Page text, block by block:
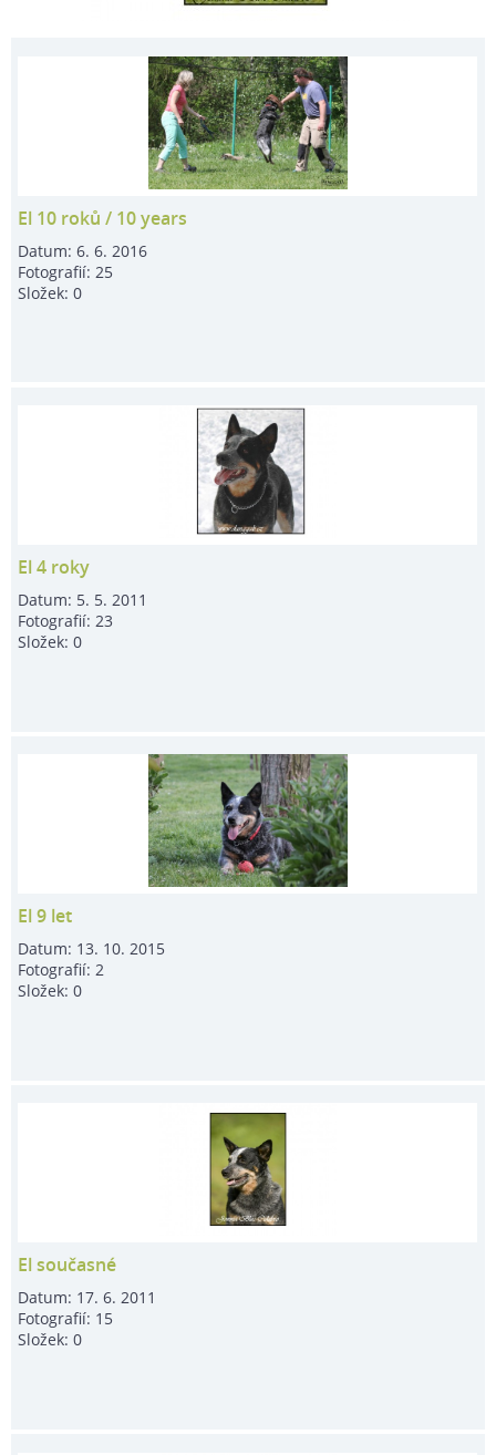
El 10 roků / 10 years
Datum:6. 6. 2016
Fotografií: 25
Složek:0
El 4 roky
Datum: 5. 5. 2011
Fotografií:23
Složek:0
El 9 let
Datum: 13. 10. 2015
Fotografií:2
Složek:0
El současné
Datum: 17. 6. 2011
Fotografií: 15
Složek:0